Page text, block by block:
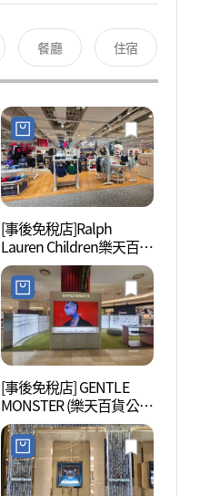
餐廳 住宿
[事後免稅店]Ralph
Lauren Children樂天百貨
公司蠶室店(랄프로렌칠
드런 롯데백화점 잠실점)
[事後免稅店] GENTLE
MONSTER (樂天百貨公司
蠶室店)(젠틀몬스터 롯데
백화점 잠실점)